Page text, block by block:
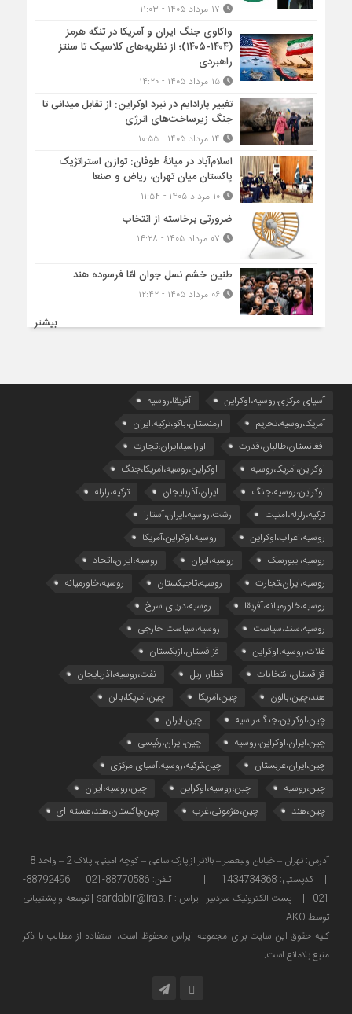
واکاوی جنگ ایران و آمریکا در تنگه هرمز
(۱۴۰۴-۱۴۰۵)؛ از نظریه‌های کلاسیک تا سنتز
راهبردی
۱۵ مرداد ۱۴۰۵ - ۱۴:۲۰
تغییر پارادایم در نبرد اوکراین: از تقابل میدانی تا
جنگ زیرساخت‌های انرژی
اسلام‌آباد در میانۀ طوفان: توازن استراتژیک
پاکستان میان تهران، ریاض و صنعا
۱۰ مرداد ۱۴۰۵ - ۱۱:۵۴
ضرورتی برخاسته از انتخاب
طنین خشم نسل جوان امّا فرسوده هند
۰۶ مرداد ۱۴۰۵ - ۱۲:۴۲
بیشتر
آسیای مرکزی،روسیه،اوکراین
آفریقا،روسیه
آمریکا،روسیه،تحریم
ارمنستان،باکو،ترکیه،ایران
افغانستان،طالبان،قدرت
اوراسیا،ایران،تجارت
اوکراین،آمریکا،روسیه
اوکراین،روسیه،آمریکا،جنگ
اوکراین،روسیه،جنگ
ایران،آذربایجان
ترکیه،زلزله
ترکیه،زلزله،امنیت
رشت،روسیه،ایران،آستارا
روسیه،اعراب،اوکراین
روسیه،اوکراین،آمریکا
روسیه،ایبورسک
روسیه،ایران
روسیه،ایران،اتحاد
روسیه،ایران،تجارت
روسیه،تاجیکستان
روسیه،خاورمیانه
روسیه،خاورمیانه،آفریقا
روسیه،دریای سرخ
روسیه،سند،سیاست
روسیه،سیاست خارجی
غلات،روسیه،اوکراین
قزاقستان،ازبکستان
قزاقستان،انتخابات
قطار، ریل
نفت،روسیه،آذربایجان
هند،چین،بالون
چین،آمریکا
چین،آمریکا،بالن
چین،اوکراین،جنگ،ر.سیه
چین،ایران
چین،ایران،اوکراین،روسیه
چین،ایران،رئیسی
چین،ایران،عربستان
چین،ترکیه،روسیه،آسیای مرکزی
چین،روسیه
چین،روسیه،اوکراین
چین،روسیه،ایران
چین،هند
چین،هژمونی،غرب چین،پاکستان،هند،هسته ای
| کدپستی: 1434734368 | تلفن: 88770586-021 88792496-
021 | پست الکترونیک سردبیر ایراس : sardabir@iras.ir |
توسعه و پشتیبانی
توسط AKO
كليه حقوق این سایت برای مجموعه ایراس محفوظ است، استفاده از مطالب با ذكر
منبع بلامانع است.